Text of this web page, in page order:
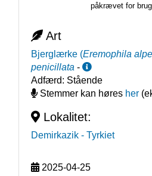
påkrævet for
Art
Bjerglærke (Eremophila
penicillata -
Adfærd: Stående
Stemmer kan høres her
Lokalitet:
Demirkazik - Tyrkiet
2025-04-25